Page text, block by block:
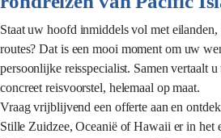
Staat uw hoofd inmiddels vol met
routes? Dat is een mooi moment om uw
persoonlijke reisspecialist. Samen vertaalt u
concreet reisvoorstel, helemaal op maat.
Vraag vrijblijvend een offerte aan en
Stille Zuidzee, Oceanië of Hawaii er in het